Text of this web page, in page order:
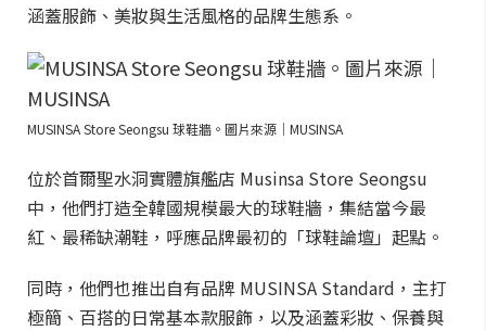
涵蓋服飾、美妝與生活風格的品牌生態系。
MUSINSA Store Seongsu 球鞋牆。圖片來源｜MUSINSA
位於首爾聖水洞實體旗艦店 Musinsa Store Seongsu
中，他們打造全韓國規模最大的球鞋牆，集結當今最
紅、最稀缺潮鞋，呼應品牌最初的「球鞋論壇」起點。
同時，他們也推出自有品牌 MUSINSA Standard，主打
極簡、百搭的日常基本款服飾，以及涵蓋彩妝、保養與